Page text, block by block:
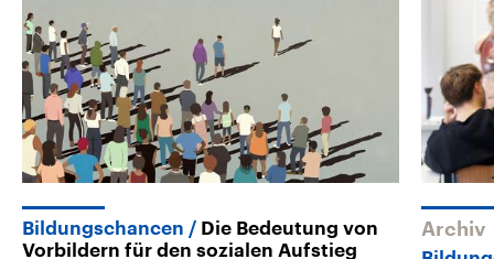
Bildungschancen
Die Bedeutung von
Vorbildern für den sozialen Aufstieg
Archiv